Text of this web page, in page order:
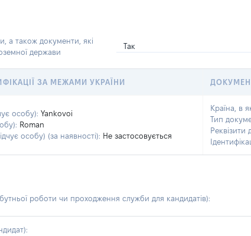
а також документи, які
держави
Так
ЗА МЕЖАМИ УКРАЇНИ
особу): Yankovoi
Roman
особу) (за наявності): Не застосовується
Країна, в
Тип
роботи чи проходження служби для кандидатів):
: